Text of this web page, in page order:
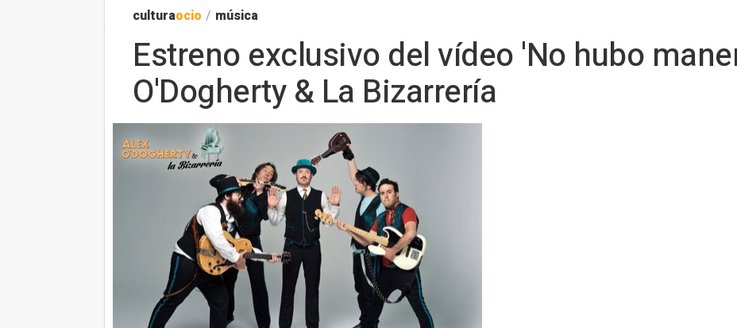
culturaocio / música
Estreno exclusivo del vídeo 'No hubo
O'Dogherty & La Bizarrería